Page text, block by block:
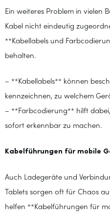
Ein weiteres Problem in vielen
Kabel nicht eindeutig
**Kabellabels und
behalten.
– **Kabellabels** können
kennzeichnen, zu welchem
– **Farbcodierung** hilft dabei,
sofort erkennbar zu machen.
Kabelführungen für mobile
Auch Ladegeräte und
Tablets sorgen oft für Chaos
helfen **Kabelführungen für